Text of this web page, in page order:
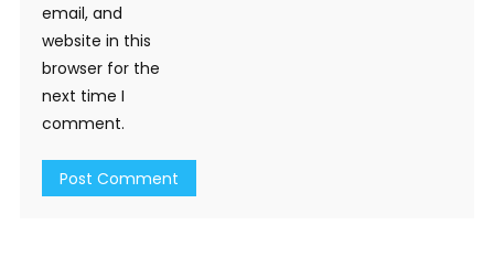
email, and
website in this
browser for the
next time I
comment.